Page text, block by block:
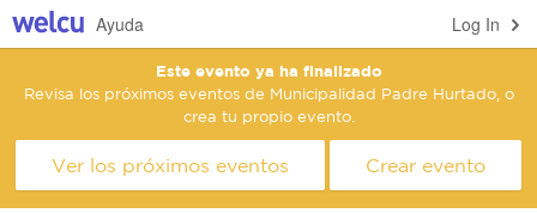
Log In
Ayuda
Este evento ya ha finalizado
Revisa los próximos eventos de Municipalidad Padre Hurtado, o
crea tu propio evento.
Ver los próximos eventos Crear evento